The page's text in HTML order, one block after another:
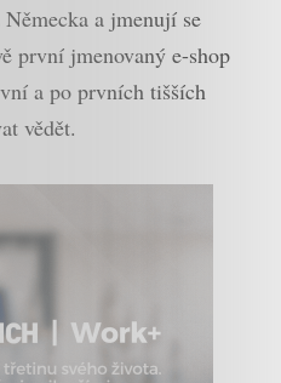
a jmenují se
první jmenovaný e-shop
a po prvních tišších
vědět.